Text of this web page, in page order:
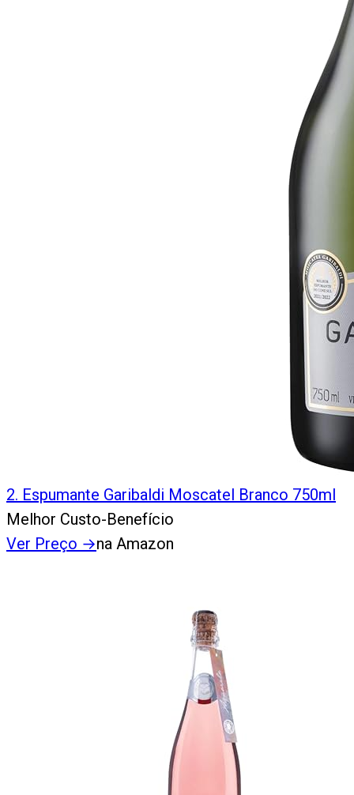
2. Espumante Garibaldi Moscatel Branco 750ml
Melhor Custo-Benefício
Ver Preço →na Amazon